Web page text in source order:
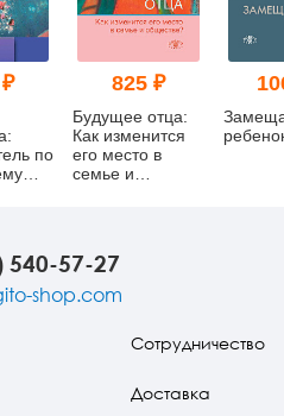
по
825 ₽
Будущее отца:
Как изменится
его место в
семье и
540-57-27
shop.com
Сотрудничество
Доставка